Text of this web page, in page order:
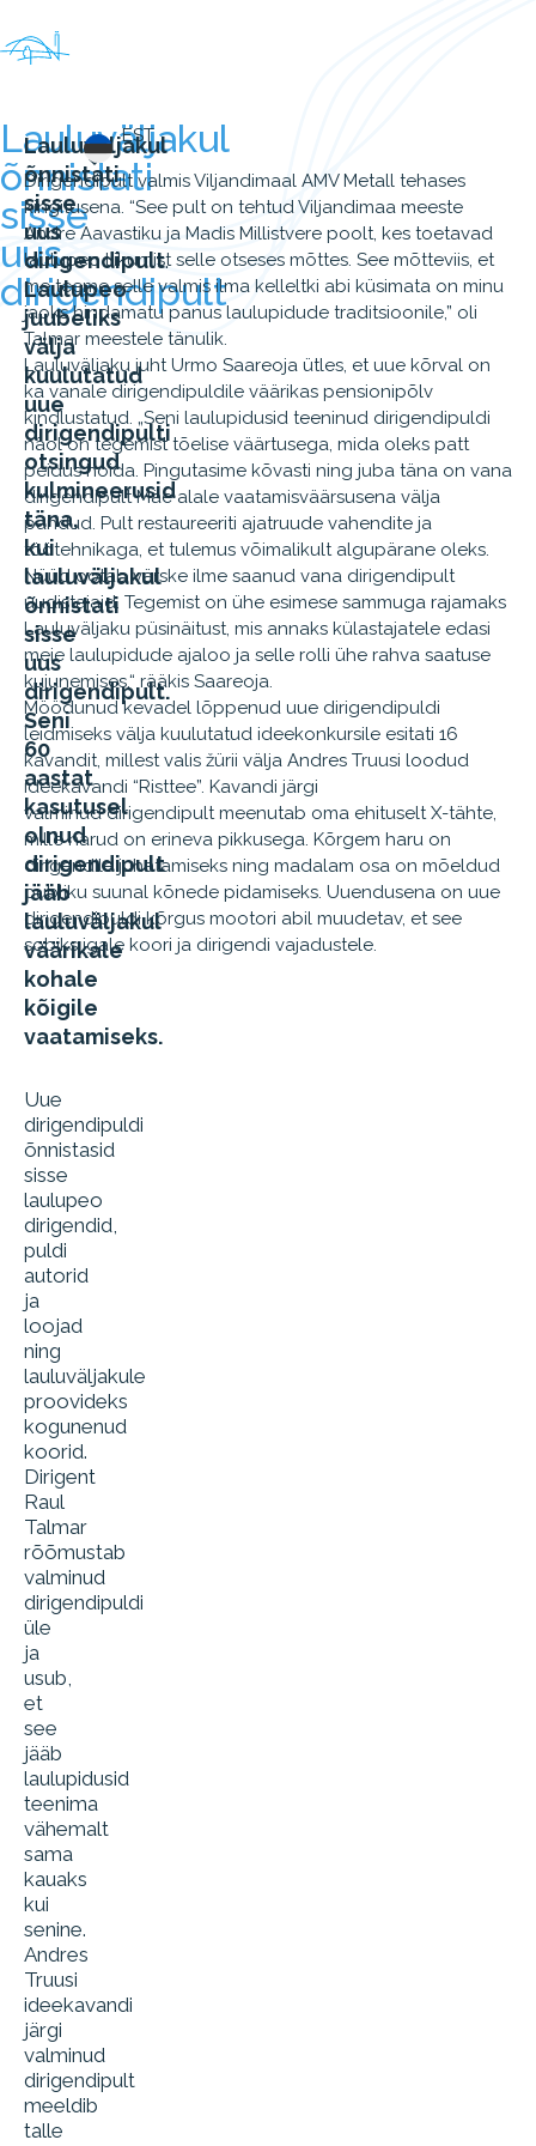
EST
Lauluväljakul
õnnistati
sisse
uus
dirigendipult
Lauluväljakul
õnnistati
sisse
uus
dirigendipult.
Laulupeo
juubeliks
välja
kuulutatud
uue
dirigendipulti
otsingud
kulmineerusid
täna,
kui
lauluväljakul
õnnistati
sisse
uus
dirigendipult.
Seni
60
aastat
kasutusel
olnud
dirigendipult
jääb
lauluväljakul
väärikale
kohale
kõigile
vaatamiseks.
Uue
dirigendipuldi
õnnistasid
sisse
laulupeo
dirigendid,
puldi
autorid
ja
loojad
ning
lauluväljakule
proovideks
kogunenud
koorid.
Dirigent
Raul
Talmar
rõõmustab
valminud
dirigendipuldi
üle
ja
usub,
et
see
jääb
laulupidusid
teenima
vähemalt
sama
kauaks
kui
senine.
Andres
Truusi
ideekavandi
järgi
valminud
dirigendipult
meeldib
talle
Dirigendipult valmis Viljandimaal AMV Metall tehases
kingitusena. “See pult on tehtud Viljandimaa meeste
Andre Aavastiku ja Madis Millistvere poolt, kes toetavad
laulupeo liikumist selle otseses mõttes. See mõtteviis, et
me teeme selle valmis ilma kelleltki abi küsimata on minu
jaoks hindamatu panus laulupidude traditsioonile,” oli
Talmar meestele tänulik.
Lauluväljaku juht Urmo Saareoja ütles, et uue kõrval on
ka vanale dirigendipuldile väärikas pensionipõlv
kindlustatud. „Seni laulupidusid teeninud dirigendipuldi
näol on tegemist tõelise väärtusega, mida oleks patt
peidus hoida. Pingutasime kõvasti ning juba täna on vana
dirigendipult Mäe alale vaatamisväärsusena välja
pandud. Pult restaureeriti ajatruude vahendite ja
töötehnikaga, et tulemus võimalikult algupärane oleks.
Nüüd ootab värske ilme saanud vana dirigendipult
uudistajaid. Tegemist on ühe esimese sammuga rajamaks
Lauluväljaku püsinäitust, mis annaks külastajatele edasi
meie laulupidude ajaloo ja selle rolli ühe rahva saatuse
kujunemises,“ rääkis Saareoja.
Möödunud kevadel lõppenud uue dirigendipuldi
leidmiseks välja kuulutatud ideekonkursile esitati 16
kavandit, millest valis žürii välja Andres Truusi loodud
ideekavandi “Risttee”. Kavandi järgi
valminud dirigendipult meenutab oma ehituselt X-tähte,
mille harud on erineva pikkusega. Kõrgem haru on
dirigendile juhatamiseks ning madalam osa on mõeldud
publiku suunal kõnede pidamiseks. Uuendusena on uue
dirigendipuldi kõrgus mootori abil muudetav, et see
sobiks igale koori ja dirigendi vajadustele.